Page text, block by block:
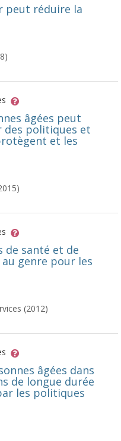
peut réduire la
âgées peut
des politiques et
et les
de santé et de
genre pour les
(2012)
âgées dans
de longue durée
les politiques